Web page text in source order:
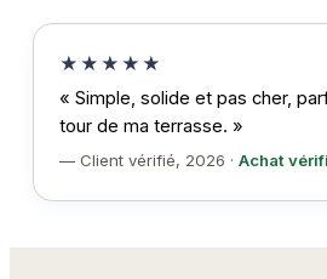
★★★★★
« Simple, solide et pas cher,
tour de ma terrasse. »
— Client vérifié, 2026 · Achat